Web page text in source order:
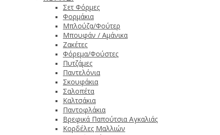
Σετ Φόρμες
Φορμάκια
Μπλούζα/Φούτερ
Μπουφάν / Αμάνικα
Ζακέτες
Φόρεμα/Φούστες
Πυτζάμες
Παντελόνια
Σκουφάκια
Σαλοπέτα
Καλτσάκια
Παντοφλάκια
Βρεφικά Παπούτσια Αγκαλιάς
Κορδέλες Μαλλιών